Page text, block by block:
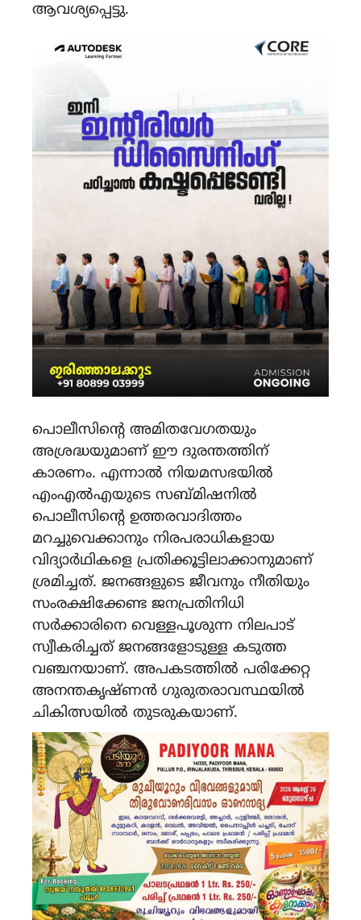
ആവശ്യപ്പെട്ടു.
പൊലീസിന്റെ അമിതവേഗതയും
അശ്രദ്ധയുമാണ് ഈ ദുരന്തത്തിന്
കാരണം. എന്നാൽ നിയമസഭയിൽ
എംഎൽഎയുടെ സബ്മിഷനിൽ
പൊലീസിന്റെ ഉത്തരവാദിത്തം
മറച്ചുവെക്കാനും നിരപരാധികളായ
വിദ്യാർഥികളെ പ്രതിക്കൂട്ടിലാക്കാനുമാണ്
ശ്രമിച്ചത്. ജനങ്ങളുടെ ജീവനും നീതിയും
സംരക്ഷിക്കേണ്ട ജനപ്രതിനിധി
സർക്കാരിനെ വെള്ളപൂശുന്ന നിലപാട്
സ്വീകരിച്ചത് ജനങ്ങളോടുള്ള കടുത്ത
വഞ്ചനയാണ്. അപകടത്തിൽ പരിക്കേറ്റ
അനന്തകൃഷ്ണൻ ഗുരുതരാവസ്ഥയിൽ
ചികിത്സയിൽ തുടരുകയാണ്‌.